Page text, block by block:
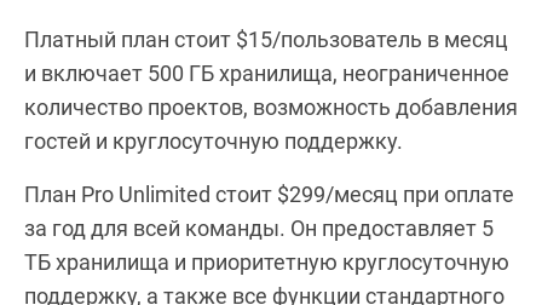
Платный план стоит $15/пользователь в месяц
и включает 500 ГБ хранилища, неограниченное
количество проектов, возможность добавления
гостей и круглосуточную поддержку.
План Pro Unlimited стоит $299/месяц при оплате
за год для всей команды. Он предоставляет 5
ТБ хранилища и приоритетную круглосуточную
поддержку, а также все функции стандартного